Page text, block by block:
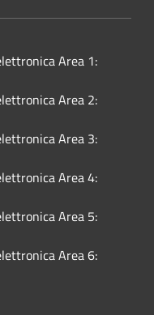
Area 1:
Area 2:
Area 3:
Area 4:
Area 5:
Area 6: